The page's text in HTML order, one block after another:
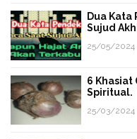
Dua
Sujud
25/05/2024
6 Khasiat
Spiritual.
25/03/2024